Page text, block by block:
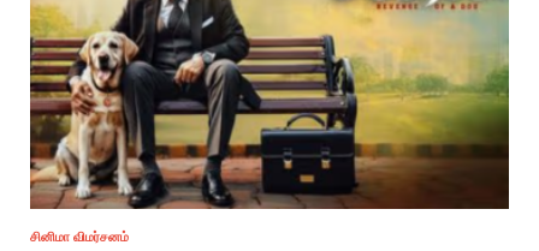
சினிமா விமர்சனம்